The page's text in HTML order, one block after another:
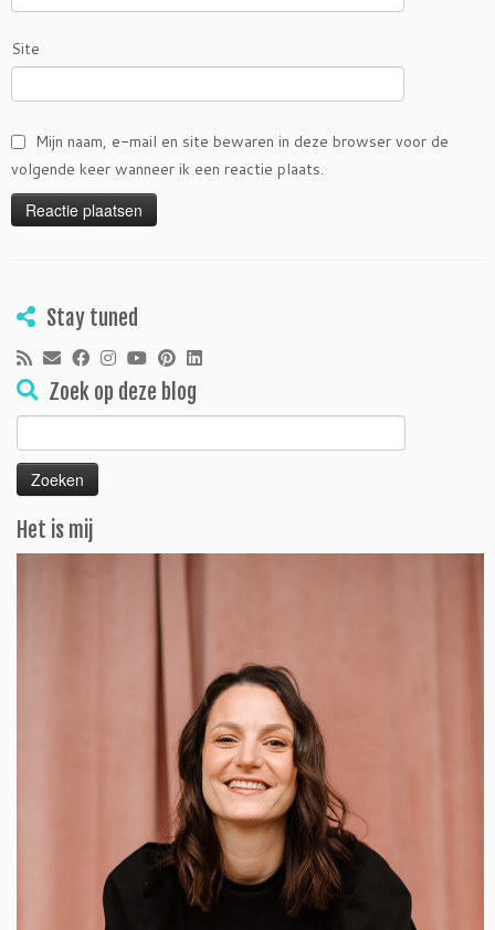
Site
Mijn naam, e-mail en site bewaren in deze browser voor de
volgende keer wanneer ik een reactie plaats.
Stay tuned
Zoek op deze blog
naar:
Het is mij